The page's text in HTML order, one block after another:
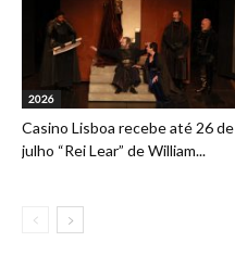
2026
Casino Lisboa recebe até 26 de
julho “Rei Lear” de William...